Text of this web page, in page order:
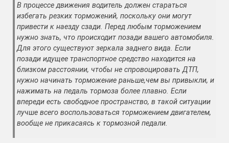
В процессе движения водитель должен стараться
избегать резких торможений, поскольку они могут
привести к наезду сзади. Перед любым торможением
нужно знать, что происходит позади вашего автомобиля.
Для этого существуют зеркала заднего вида. Если
позади идущее транспортное средство находится на
близком расстоянии, чтобы не спровоцировать ДТП,
нужно начинать торможение раньше,чем вы привыкли, и
нажимать на педаль тормоза более плавно. Если
впереди есть свободное пространство, в такой ситуации
лучше всего воспользоваться торможением двигателем,
вообще не прикасаясь к тормозной педали.